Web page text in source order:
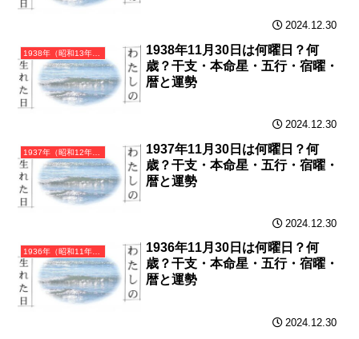
2024.12.30
1938年（昭和13年）戊寅（つちのえとら）・寅年（とら年）カレンダー（月曜はじまり）
1938年11月30日は何曜日？何
歳？干支・本命星・五行・宿曜・
暦と運勢
2024.12.30
1937年（昭和12年）丁丑（ひのとうし）・丑年（うし年）カレンダー（月曜はじまり）
1937年11月30日は何曜日？何
歳？干支・本命星・五行・宿曜・
暦と運勢
2024.12.30
1936年（昭和11年）丙子（ひのえね）・子年（ねずみ年）カレンダー（月曜はじまり）
1936年11月30日は何曜日？何
歳？干支・本命星・五行・宿曜・
暦と運勢
2024.12.30